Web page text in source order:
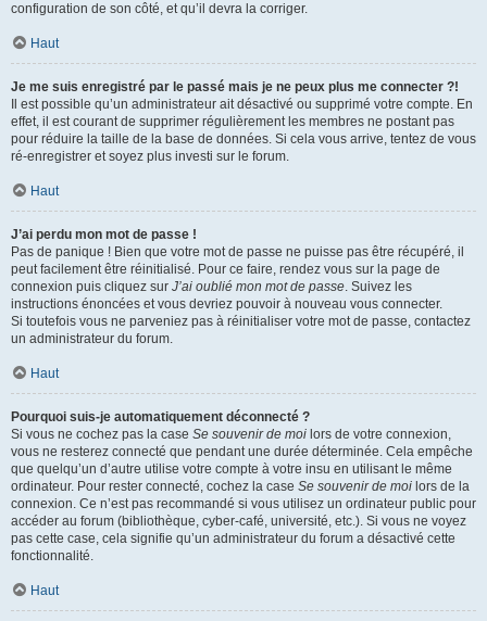
configuration de son côté, et qu’il devra la corriger.
Haut
Je me suis enregistré par le passé mais je ne peux plus me connecter ?!
Il est possible qu’un administrateur ait désactivé ou supprimé votre compte. En
effet, il est courant de supprimer régulièrement les membres ne postant pas
pour réduire la taille de la base de données. Si cela vous arrive, tentez de vous
ré-enregistrer et soyez plus investi sur le forum.
Haut
J’ai perdu mon mot de passe !
Pas de panique ! Bien que votre mot de passe ne puisse pas être récupéré, il
peut facilement être réinitialisé. Pour ce faire, rendez vous sur la page de
connexion puis cliquez sur J’ai oublié mon mot de passe. Suivez les
instructions énoncées et vous devriez pouvoir à nouveau vous connecter.
Si toutefois vous ne parveniez pas à réinitialiser votre mot de passe, contactez
un administrateur du forum.
Haut
Pourquoi suis-je automatiquement déconnecté ?
Si vous ne cochez pas la case Se souvenir de moi lors de votre connexion,
vous ne resterez connecté que pendant une durée déterminée. Cela empêche
que quelqu’un d’autre utilise votre compte à votre insu en utilisant le même
ordinateur. Pour rester connecté, cochez la case Se souvenir de moi lors de la
connexion. Ce n’est pas recommandé si vous utilisez un ordinateur public pour
accéder au forum (bibliothèque, cyber-café, université, etc.). Si vous ne voyez
pas cette case, cela signifie qu’un administrateur du forum a désactivé cette
fonctionnalité.
Haut